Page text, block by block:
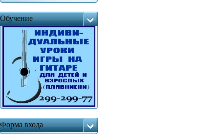
Обучение
Форма входа